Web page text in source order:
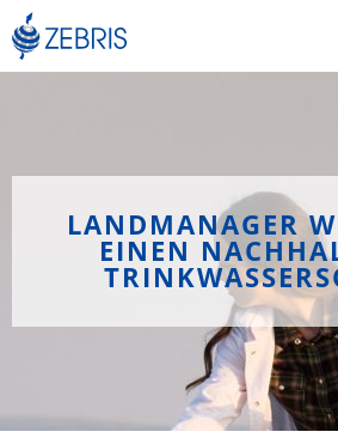
Zum
Inhalt
springen
LANDMANAGER
EINEN